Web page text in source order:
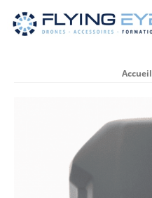
Accueil